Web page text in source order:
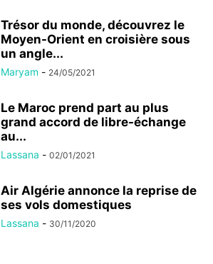
Trésor du monde, découvrez le
Moyen-Orient en croisière sous
un angle...
Maryam - 24/05/2021
Le Maroc prend part au plus
grand accord de libre-échange
au...
Lassana - 02/01/2021
Air Algérie annonce la reprise de
ses vols domestiques
Lassana - 30/11/2020